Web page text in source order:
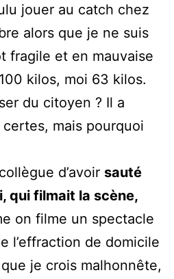
jouer au catch chez
alors que je ne suis
fragile et en mauvaise
kilos, moi 63 kilos.
du citoyen ? Il a
mais pourquoi
d’avoir sauté
qui filmait la scène,
on filme un spectacle
l’effraction de domicile
je crois malhonnête,